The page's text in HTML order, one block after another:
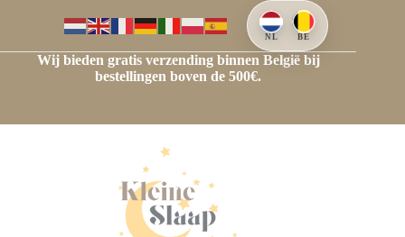
inhoud
NL BE
Wij bieden gratis verzending binnen België bij
bestellingen boven de 500€.